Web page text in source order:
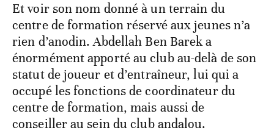
Et voir son nom donné à un terrain du
centre de formation réservé aux jeunes n’a
rien d’anodin. Abdellah Ben Barek a
énormément apporté au club au-delà de son
statut de joueur et d’entraîneur, lui qui a
occupé les fonctions de coordinateur du
centre de formation, mais aussi de
conseiller au sein du club andalou.